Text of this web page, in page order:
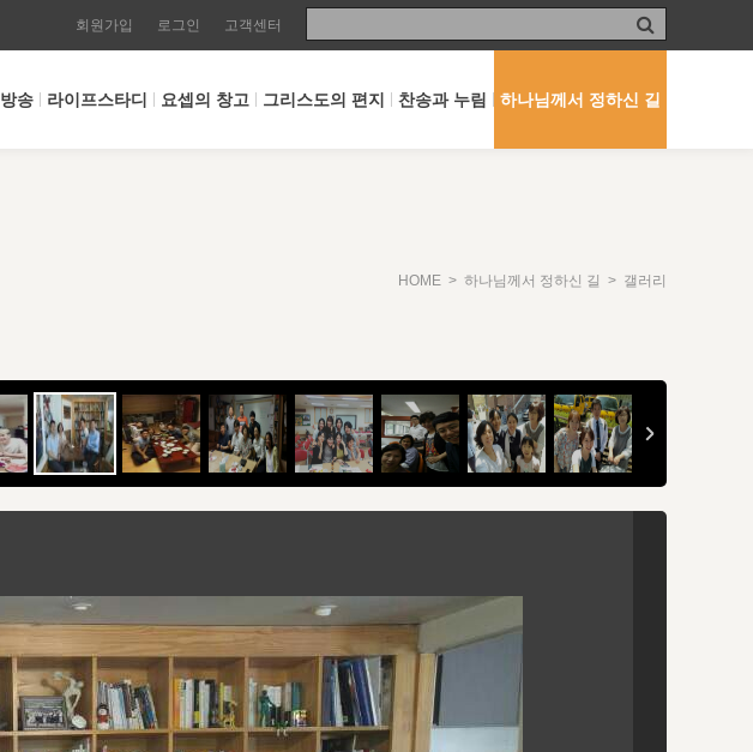
회원가입 로그인 고객센터
방송 라이프스타디 요셉의 창고 그리스도의 편지 찬송과 누림 하나님께서 정하신 길
HOME > 하나님께서 정하신 길 > 갤러리